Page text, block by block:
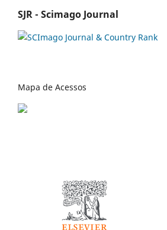
SJR - Scimago Journal
Mapa de Acessos